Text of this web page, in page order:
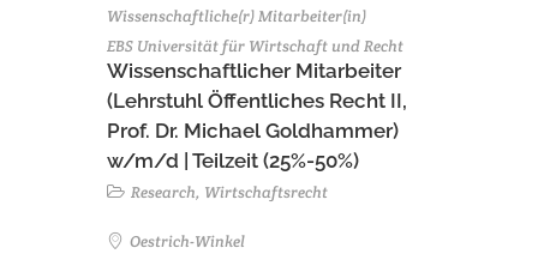
Wissenschaftliche(r) Mitarbeiter(in)
EBS Universität für Wirtschaft und Recht
Wissenschaftlicher Mitarbeiter
(Lehrstuhl Öffentliches Recht II,
Prof. Dr. Michael Goldhammer)
w/m/d | Teilzeit (25%-50%)
Research, Wirtschaftsrecht
Oestrich-Winkel